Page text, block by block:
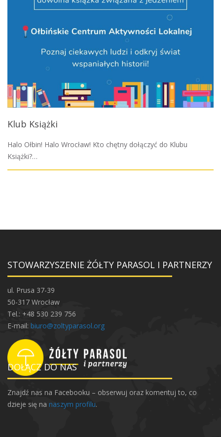
Klub Książki
Halo Ołbin! Halo Wrocław! Kto chętny dołączyć do Klubu
Książki?…
STOWARZYSZENIE ŻÓŁTY PARASOL I PARTNERZY
ul. Prusa 37-39
50-317 Wrocław
Tel.: +48 530 239 756
E-mail: biuro@zoltyparasol.org
DOŁĄCZ DO NAS
Znajdź nas na Facebooku – obserwuj oraz komentuj to, co
dzieje się na naszym profilu.